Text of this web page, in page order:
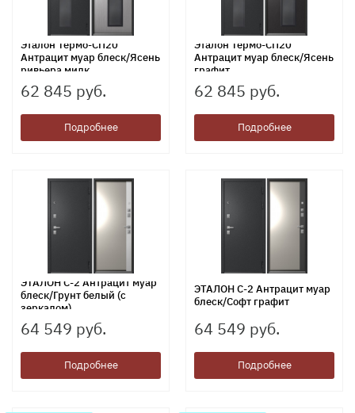
Эталон Термо-СП20
Антрацит муар блеск/Ясень
ривьера милк
62 845 руб.
Подробнее
Эталон Термо-СП20
Антрацит муар блеск/Ясень
графит
62 845 руб.
Подробнее
ЭТАЛОН С-2 Антрацит муар
блеск/Грунт белый (с
зеркалом)
64 549 руб.
Подробнее
ЭТАЛОН С-2 Антрацит муар
блеск/Софт графит
64 549 руб.
Подробнее